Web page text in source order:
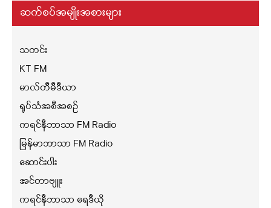
ဆက်စပ်အမျိုးအစားများ
သတင်း
KT FM
မာလ်တီမီဒီယာ
ရုပ်သံအစီအစဉ်
ကရင်နီဘာသာ FM Radio
မြန်မာဘာသာ FM Radio
ဆောင်းပါး
အင်တာဗျူး
ကရင်နီဘာသာ ရေဒီယို